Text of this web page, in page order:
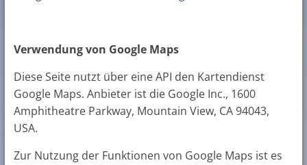
Verwendung von Google Maps
Diese Seite nutzt über eine API den Kartendienst
Google Maps. Anbieter ist die Google Inc., 1600
Amphitheatre Parkway, Mountain View, CA 94043,
USA.
Zur Nutzung der Funktionen von Google Maps ist es